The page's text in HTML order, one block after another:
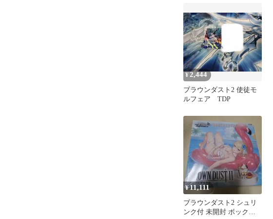
¥ 2,444
ブラウンダスト2 使徒モ
ルフェア TDP
¥11,111
ブラウンダスト2 シュリ
ンク付 未開封 ボックス